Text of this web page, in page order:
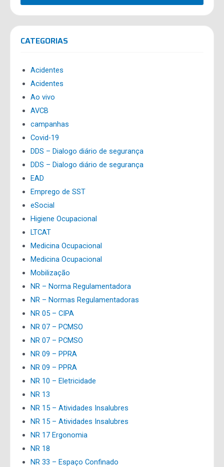
CATEGORIAS
Acidentes
Acidentes
Ao vivo
AVCB
campanhas
Covid-19
DDS – Dialogo diário de segurança
DDS – Dialogo diário de segurança
EAD
Emprego de SST
eSocial
Higiene Ocupacional
LTCAT
Medicina Ocupacional
Medicina Ocupacional
Mobilização
NR – Norma Regulamentadora
NR – Normas Regulamentadoras
NR 05 – CIPA
NR 07 – PCMSO
NR 07 – PCMSO
NR 09 – PPRA
NR 09 – PPRA
NR 10 – Eletricidade
NR 13
NR 15 – Atividades Insalubres
NR 15 – Atividades Insalubres
NR 17 Ergonomia
NR 18
NR 33 – Espaço Confinado